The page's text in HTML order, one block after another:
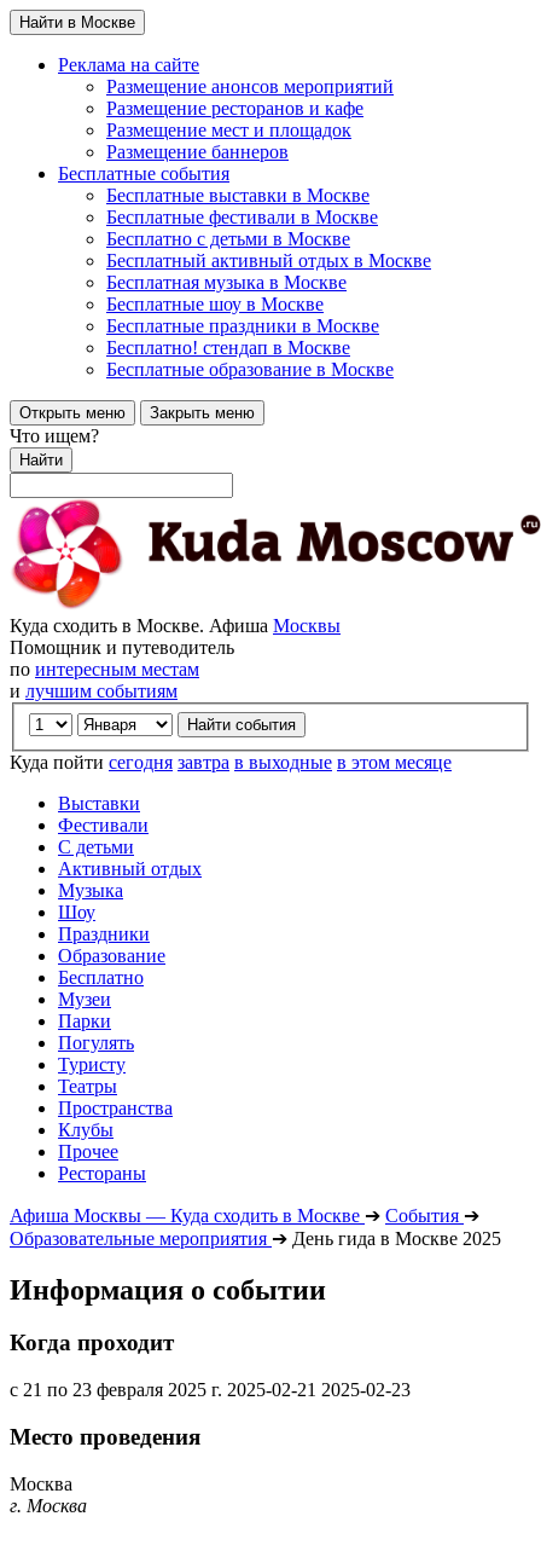
Найти в Москве
Реклама на сайте
Размещение анонсов мероприятий
Размещение ресторанов и кафе
Размещение мест и площадок
Размещение баннеров
Бесплатные события
Бесплатные выставки в Москве
Бесплатные фестивали в Москве
Бесплатно с детьми в Москве
Бесплатный активный отдых в Москве
Бесплатная музыка в Москве
Бесплатные шоу в Москве
Бесплатные праздники в Москве
Бесплатно! стендап в Москве
Бесплатные образование в Москве
Открыть меню Закрыть меню
Что ищем?
Найти
Куда сходить в Москве. Афиша Москвы
Помощник и путеводитель
по интересным местам
и лучшим событиям
Куда пойти сегодня завтра в выходные в этом месяце
Выставки
Фестивали
С детьми
Активный отдых
Музыка
Шоу
Праздники
Образование
Бесплатно
Музеи
Парки
Погулять
Туристу
Театры
Пространства
Клубы
Прочее
Рестораны
Афиша Москвы — Куда сходить в Москве ➔ События ➔
Образовательные мероприятия ➔ День гида в Москве 2025
Информация о событии
Когда проходит
с 21 по 23 февраля 2025 г. 2025-02-21 2025-02-23
Место проведения
Москва
г. Москва